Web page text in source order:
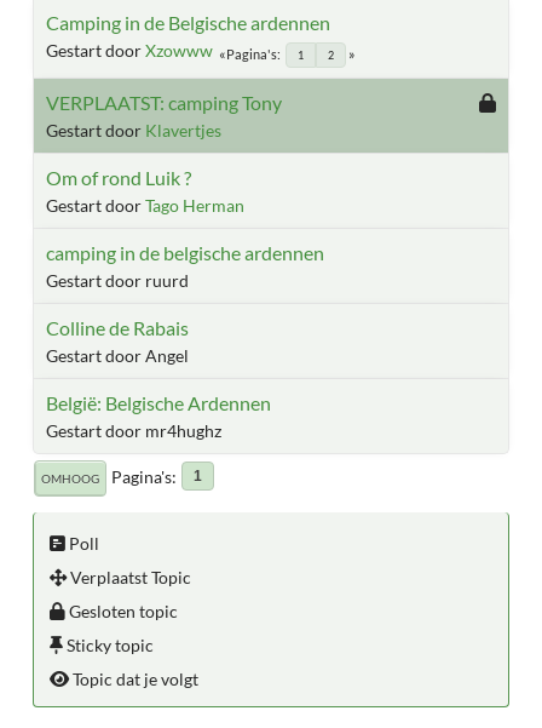
Camping in de Belgische ardennen
Gestart doorXzowww Pagina's 1 2
VERPLAATST: camping Tony
Gestart door Klavertjes
Om of rond Luik ?
Gestart doorTago Herman
camping in de belgische ardennen
Gestart door ruurd
Colline de Rabais
Gestart door Angel
België: Belgische Ardennen
Gestart door mr4hughz
OMHOOG Pagina's 1
Poll
Verplaatst Topic
Gesloten topic
Sticky topic
Topic dat je volgt